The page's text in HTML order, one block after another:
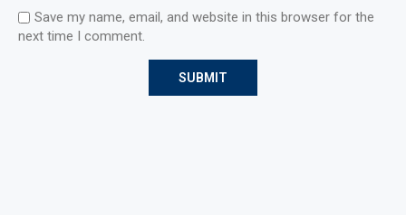
Save my name, email, and website in this browser for the
next time I comment.